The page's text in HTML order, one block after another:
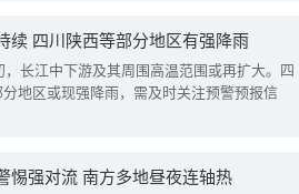
续 四川陕西等部分地区有强降雨
长江中下游及其周围高温范围或再扩大。四
地区或现强降雨，需及时关注预警预报信
惕强对流 南方多地昼夜连轴热